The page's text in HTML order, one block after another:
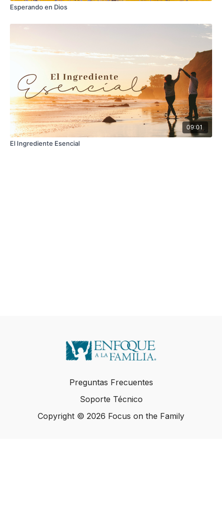
Esperando en Dios
09:01
El Ingrediente Esencial
Preguntas Frecuentes
Soporte Técnico
Copyright © 2026 Focus on the Family